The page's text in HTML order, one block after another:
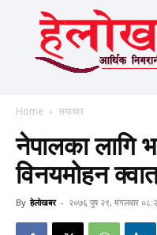
Home समाचार
नेपालका लागि
विनयमोहन
By हेलाेखबर - २०७६ पुष २९, मंगलवार